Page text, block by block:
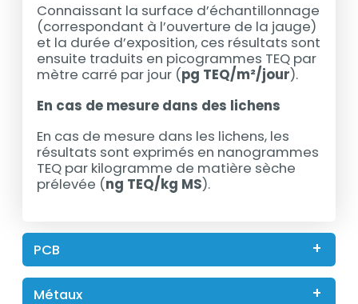
Connaissant la surface d’échantillonnage
(correspondant à l’ouverture de la jauge)
et la durée d’exposition, ces résultats sont
ensuite traduits en picogrammes TEQ par
mètre carré par jour (pg TEQ/m²/jour).
En cas de mesure dans des lichens
En cas de mesure dans les lichens, les
résultats sont exprimés en nanogrammes
TEQ par kilogramme de matière sèche
prélevée (ng TEQ/kg MS).
PCB
Métaux